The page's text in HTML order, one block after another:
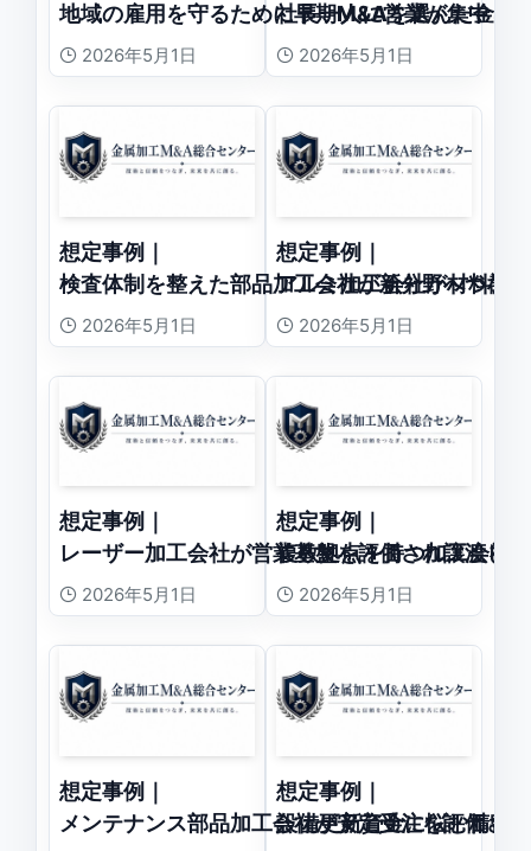
地域の雇用を守るために早期M&Aを選んだ金属
2026年5月1日
社長一人に営業が集中し
2026年5月1日
想定事例｜
検査体制を整えた部品加工会社が新分野へつな
2026年5月1日
想定事例｜
アルミ加工会社が材料調
2026年5月1日
想定事例｜
レーザー加工会社が営業基盤を評価され譲渡し
2026年5月1日
想定事例｜
複数拠点を持つ加工会社
2026年5月1日
想定事例｜
メンテナンス部品加工会社が安定受注を評価さ
想定事例｜
設備更新資金に悩む精密